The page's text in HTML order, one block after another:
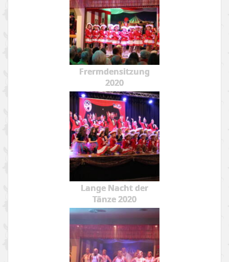
Frermdensitzung
2020
Lange Nacht der
Tänze 2020